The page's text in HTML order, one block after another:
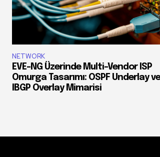
NETWORK
EVE-NG Üzerinde Multi-Vendor ISP
Omurga Tasarımı: OSPF Underlay ve
IBGP Overlay Mimarisi